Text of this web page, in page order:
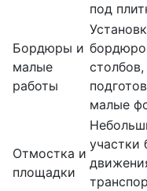
под
Бордюры и
малые
работы
столбов,
малые
Отмостка и
площадки
участки